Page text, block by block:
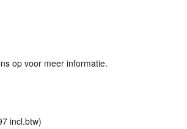
op voor meer informatie.
incl.btw)